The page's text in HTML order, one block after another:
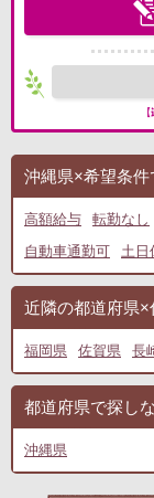
沖縄県×希望条件
高額給与 転勤なし
自動車通勤可
土日
近隣の都道府県
福岡県 佐賀県 長
都道府県で探し
沖縄県